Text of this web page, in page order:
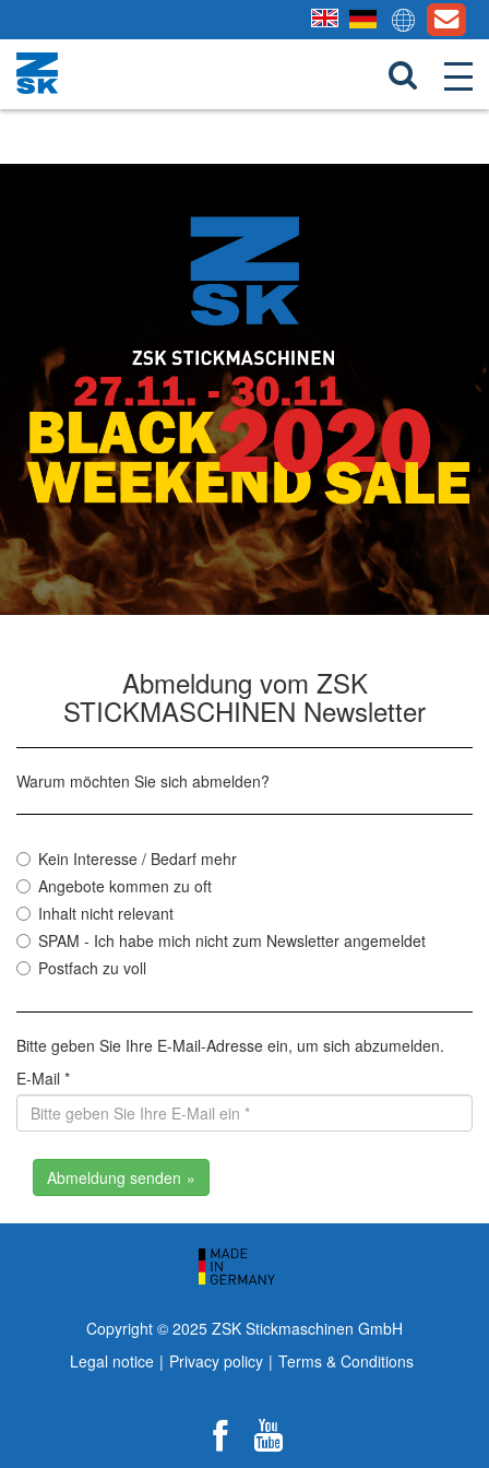
Abmeldung vom ZSK
STICKMASCHINEN Newsletter
Warum möchten Sie sich abmelden?
Kein Interesse / Bedarf mehr
Angebote kommen zu oft
Inhalt nicht relevant
SPAM - Ich habe mich nicht zum Newsletter angemeldet
Postfach zu voll
Bitte geben Sie Ihre E-Mail-Adresse ein, um sich abzumelden.
E-Mail *
Abmeldung senden
Copyright © 2025 ZSK Stickmaschinen GmbH
Legal notice
Privacy policy Terms & Conditions